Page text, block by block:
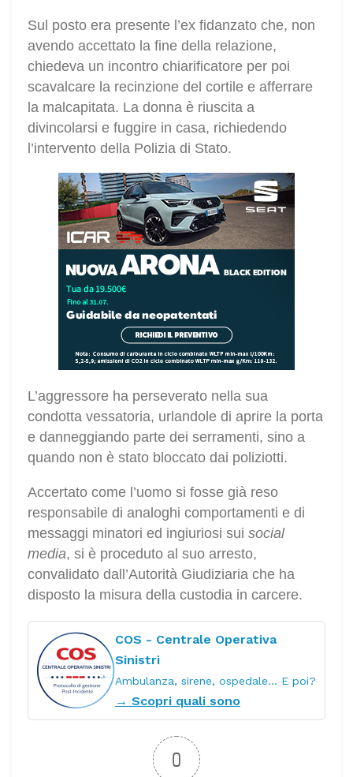
Sul posto era presente l’ex fidanzato che, non
avendo accettato la fine della relazione,
chiedeva un incontro chiarificatore per poi
scavalcare la recinzione del cortile e afferrare
la malcapitata. La donna è riuscita a
divincolarsi e fuggire in casa, richiedendo
l’intervento della Polizia di Stato.
L’aggressore ha perseverato nella sua
condotta vessatoria, urlandole di aprire la porta
e danneggiando parte dei serramenti, sino a
quando non è stato bloccato dai poliziotti.
Accertato come l’uomo si fosse già reso
responsabile di analoghi comportamenti e di
messaggi minatori ed ingiuriosi sui social
media, si è proceduto al suo arresto,
convalidato dall’Autorità Giudiziaria che ha
disposto la misura della custodia in carcere.
COS - Centrale Operativa
Sinistri
Ambulanza, sirene, ospedale… E poi?
→ Scopri quali sono
0